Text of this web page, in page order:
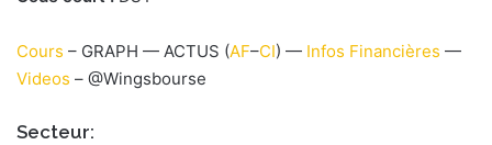
Cours – GRAPH — ACTUS (AF–CI) — Infos Financières —
Videos – @Wingsbourse
Secteur: